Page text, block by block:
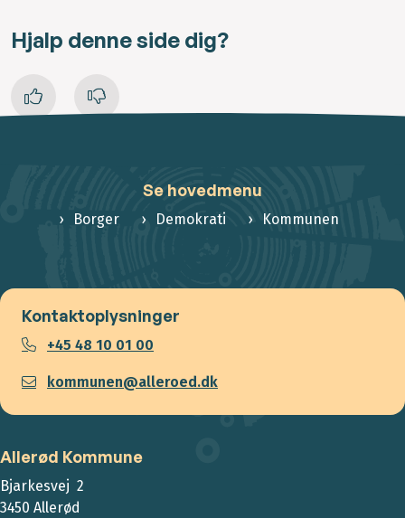
Hjalp denne side dig?
Se hovedmenu
Borger Demokrati Kommunen
Kontaktoplysninger
+45 48 10 01 00
kommunen@alleroed.dk
Allerød Kommune
Bjarkesvej 2
3450 Allerød